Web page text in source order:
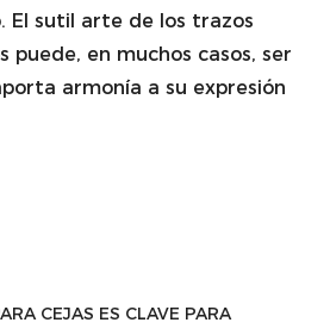
El sutil arte de los trazos
puede, en muchos casos, ser
armonía a su expresión
CEJAS ES CLAVE PARA